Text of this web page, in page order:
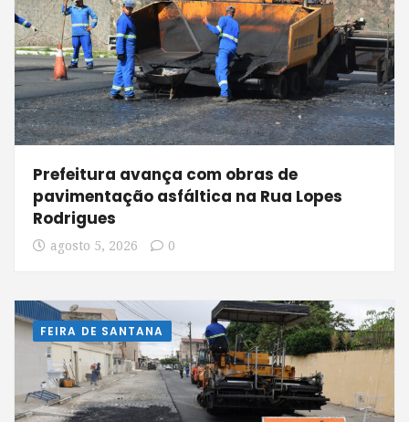
Prefeitura avança com obras de
pavimentação asfáltica na Rua Lopes
Rodrigues
agosto 5, 2026 0
FEIRA DE SANTANA